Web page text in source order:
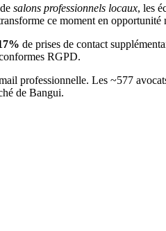
salons professionnels locaux, les
ce moment en opportunité
% de prises de contact
RGPD.
professionnelle. Les ~577
de Bangui.